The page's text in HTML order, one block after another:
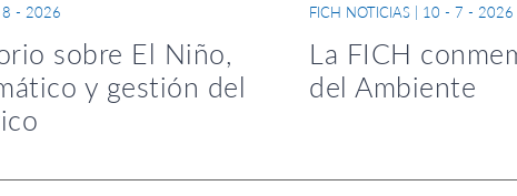
- 2026
sobre El Niño,
y gestión del
FICH NOTICIAS 10 - 7 - 2026
La FICH
del Ambiente